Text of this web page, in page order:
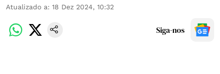
Atualizado a: 18 Dez 2024, 10:32
Siga-nos